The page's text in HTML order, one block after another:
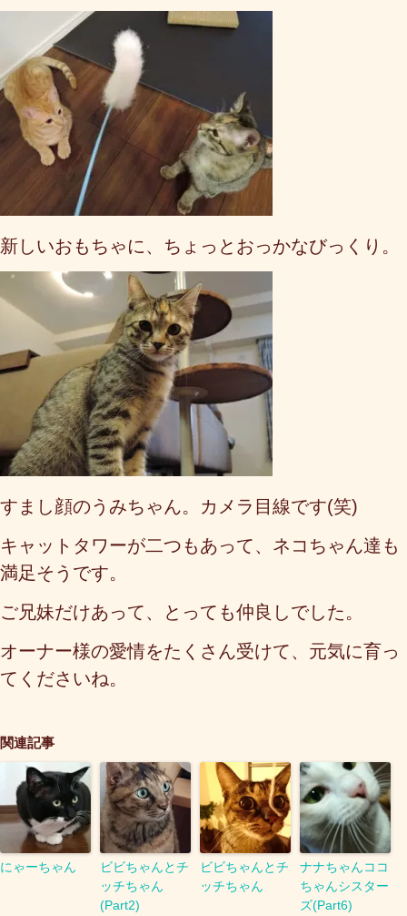
新しいおもちゃに、ちょっとおっかなびっくり。
すまし顔のうみちゃん。カメラ目線です(笑)
キャットタワーが二つもあって、ネコちゃん達も
満足そうです。
ご兄妹だけあって、とっても仲良しでした。
オーナー様の愛情をたくさん受けて、元気に育っ
てくださいね。
関連記事
にゃーちゃん
ビビちゃんとチ
ッチちゃん
(Part2)
ビビちゃんとチ
ッチちゃん
ナナちゃんココ
ちゃんシスター
ズ(Part6)